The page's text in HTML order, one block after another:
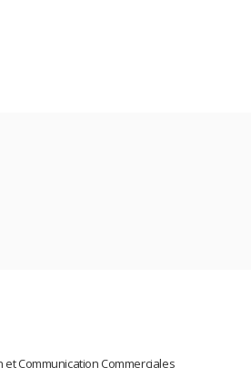
et Communication Commerciales